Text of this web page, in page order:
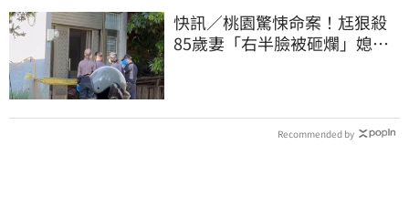
快訊／桃園驚悚命案！尪狠殺
85歲妻「右半臉被砸爛」媳報
Recommended by